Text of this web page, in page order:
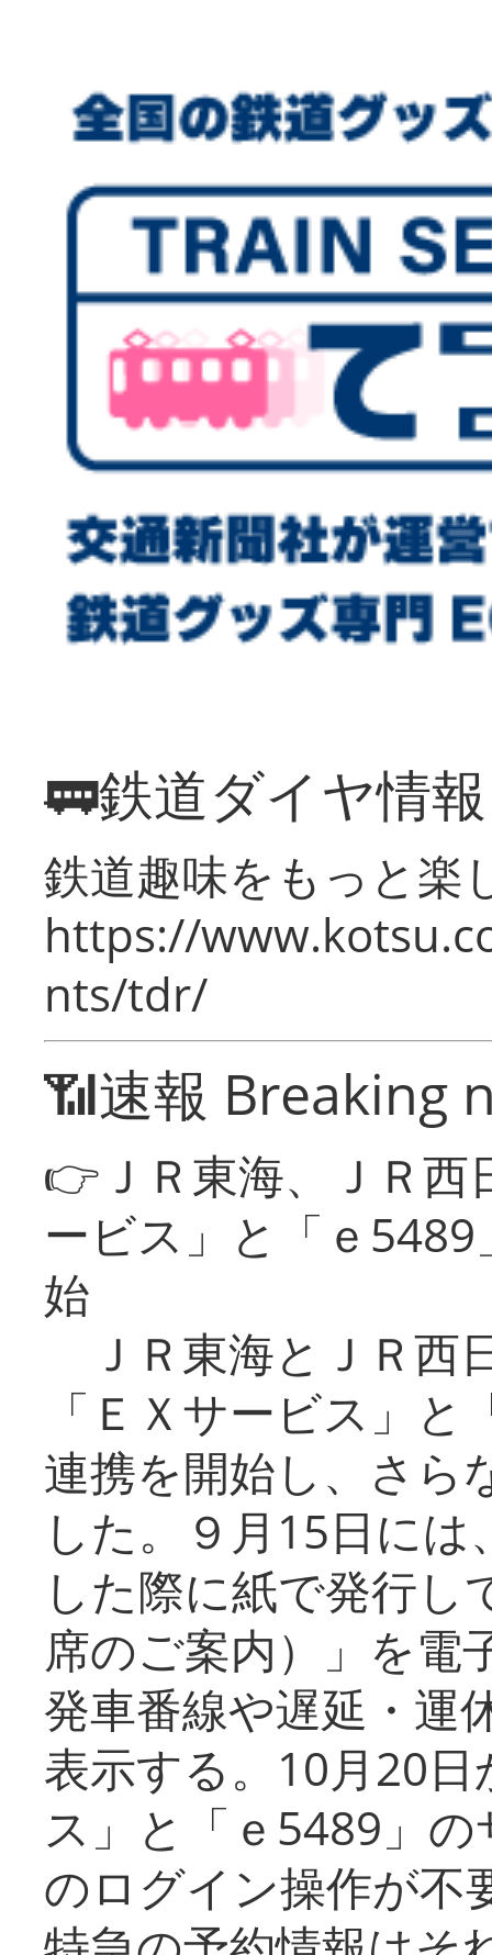
🚃鉄道ダイヤ情
鉄道趣味をもっと楽
https://
nts/tdr/
📶速報 Breaking
👉ＪＲ東海、ＪＲ
ービス」と「ｅ
始
ＪＲ東海とＪＲ西
「ＥＸサービス」
連携を開始し、さら
した。９月15日に
した際に紙で発行し
席のご案内）」を電
発車番線や遅延・運
表示する。10月20
ス」と「ｅ5489」
のログイン操作が不